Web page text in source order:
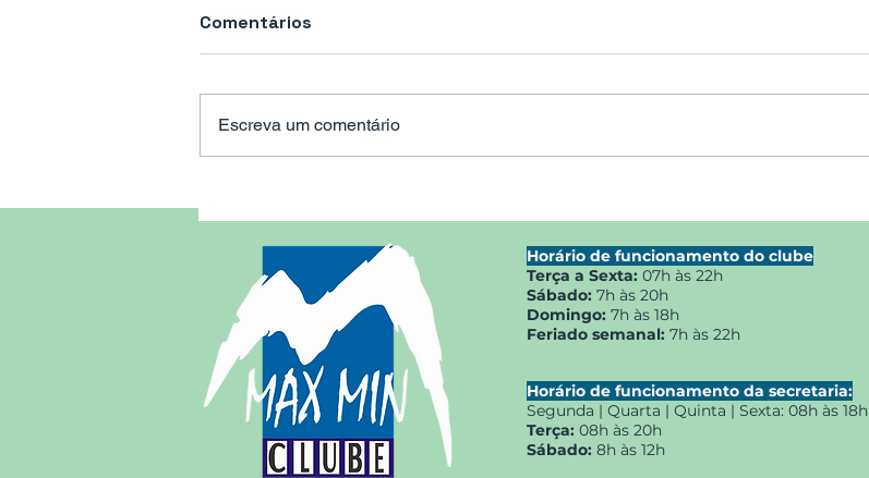
pelo presidente
Wellington Félix e a
diretoria de futebol
as aulas de zumba dos
domingos ocorrerão às 10h
Comentários
Escreva um comentário
Horário de funcionamento do clube
Terça a Sexta: 07h às 22h
Sábado: 7h às 20h
Domingo: 7h às 18h
Feriado semanal: 7h às 22h
Horário de funcionamento da secretaria:
Segunda | Quarta | Quinta | Sexta: 08h às 18h
Terça: 08h às 20h
Sábado: 8h às 12h